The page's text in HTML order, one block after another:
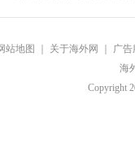
站地图 关于海外网 广告
海
Copyright